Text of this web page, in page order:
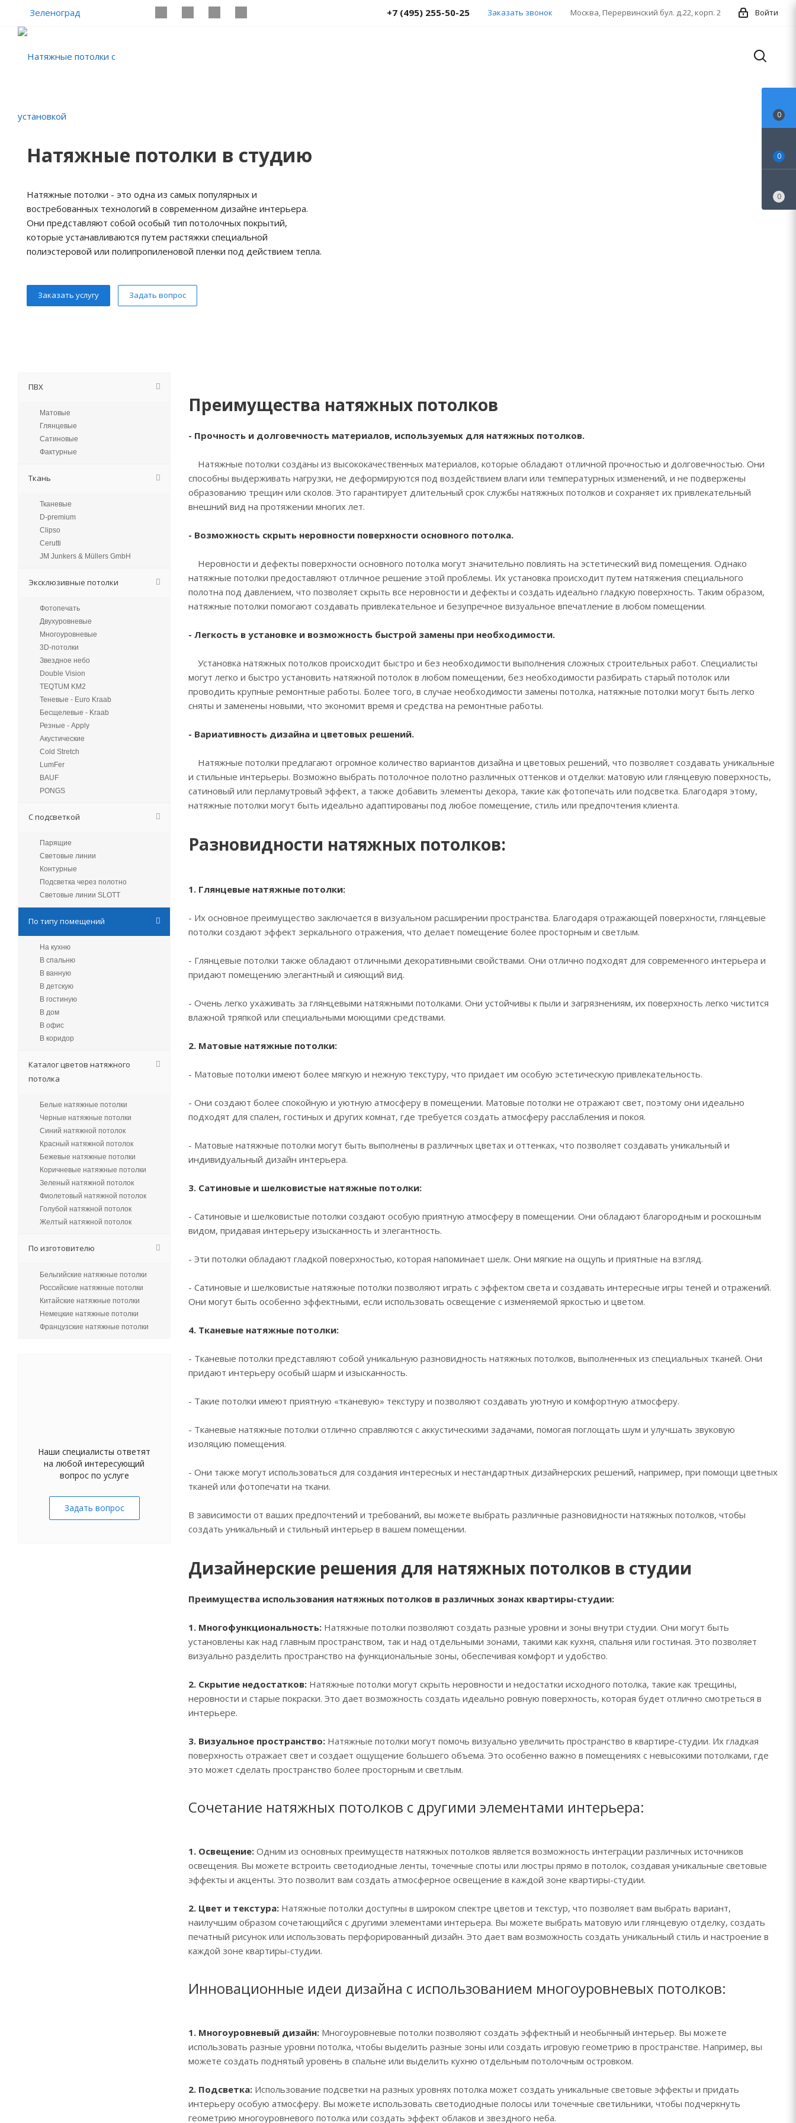
Зеленоград Войти
Москва, Перервинский бул. д.22, корп. 2
+7 (495) 255-50-25 Заказать звонок
Натяжные потолки в студию
Натяжные потолки - это одна из самых популярных и
востребованных технологий в современном дизайне интерьера.
Они представляют собой особый тип потолочных покрытий,
которые устанавливаются путем растяжки специальной
полиэстеровой или полипропиленовой пленки под действием тепла.
Заказать услугу Задать вопрос
Преимущества натяжных потолков
- Прочность и долговечность материалов, используемых для натяжных потолков.
Натяжные потолки созданы из высококачественных материалов, которые обладают отличной прочностью и долговечностью. Они
способны выдерживать нагрузки, не деформируются под воздействием влаги или температурных изменений, и не подвержены
образованию трещин или сколов. Это гарантирует длительный срок службы натяжных потолков и сохраняет их привлекательный
внешний вид на протяжении многих лет.
- Возможность скрыть неровности поверхности основного потолка.
Неровности и дефекты поверхности основного потолка могут значительно повлиять на эстетический вид помещения. Однако
натяжные потолки предоставляют отличное решение этой проблемы. Их установка происходит путем натяжения специального
полотна под давлением, что позволяет скрыть все неровности и дефекты и создать идеально гладкую поверхность. Таким образом,
натяжные потолки помогают создавать привлекательное и безупречное визуальное впечатление в любом помещении.
- Легкость в установке и возможность быстрой замены при необходимости.
Установка натяжных потолков происходит быстро и без необходимости выполнения сложных строительных работ. Специалисты
могут легко и быстро установить натяжной потолок в любом помещении, без необходимости разбирать старый потолок или
проводить крупные ремонтные работы. Более того, в случае необходимости замены потолка, натяжные потолки могут быть легко
сняты и заменены новыми, что экономит время и средства на ремонтные работы.
- Вариативность дизайна и цветовых решений.
Натяжные потолки предлагают огромное количество вариантов дизайна и цветовых решений, что позволяет создавать уникальные
и стильные интерьеры. Возможно выбрать потолочное полотно различных оттенков и отделки: матовую или глянцевую поверхность,
сатиновый или перламутровый эффект, а также добавить элементы декора, такие как фотопечать или подсветка. Благодаря этому,
натяжные потолки могут быть идеально адаптированы под любое помещение, стиль или предпочтения клиента.
Разновидности натяжных потолков:
1. Глянцевые натяжные потолки:
- Их основное преимущество заключается в визуальном расширении пространства. Благодаря отражающей поверхности, глянцевые
потолки создают эффект зеркального отражения, что делает помещение более просторным и светлым.
- Глянцевые потолки также обладают отличными декоративными свойствами. Они отлично подходят для современного интерьера и
придают помещению элегантный и сияющий вид.
- Очень легко ухаживать за глянцевыми натяжными потолками. Они устойчивы к пыли и загрязнениям, их поверхность легко чистится
влажной тряпкой или специальными моющими средствами.
2. Матовые натяжные потолки:
- Матовые потолки имеют более мягкую и нежную текстуру, что придает им особую эстетическую привлекательность.
- Они создают более спокойную и уютную атмосферу в помещении. Матовые потолки не отражают свет, поэтому они идеально
подходят для спален, гостиных и других комнат, где требуется создать атмосферу расслабления и покоя.
- Матовые натяжные потолки могут быть выполнены в различных цветах и оттенках, что позволяет создавать уникальный и
индивидуальный дизайн интерьера.
3. Сатиновые и шелковистые натяжные потолки:
- Сатиновые и шелковистые потолки создают особую приятную атмосферу в помещении. Они обладают благородным и роскошным
видом, придавая интерьеру изысканность и элегантность.
- Эти потолки обладают гладкой поверхностью, которая напоминает шелк. Они мягкие на ощупь и приятные на взгляд.
- Сатиновые и шелковистые натяжные потолки позволяют играть с эффектом света и создавать интересные игры теней и отражений.
Они могут быть особенно эффектными, если использовать освещение с изменяемой яркостью и цветом.
4. Тканевые натяжные потолки:
- Тканевые потолки представляют собой уникальную разновидность натяжных потолков, выполненных из специальных тканей. Они
придают интерьеру особый шарм и изысканность.
- Такие потолки имеют приятную «тканевую» текстуру и позволяют создавать уютную и комфортную атмосферу.
- Тканевые натяжные потолки отлично справляются с аккустическими задачами, помогая поглощать шум и улучшать звуковую
изоляцию помещения.
- Они также могут использоваться для создания интересных и нестандартных дизайнерских решений, например, при помощи цветных
тканей или фотопечати на ткани.
В зависимости от ваших предпочтений и требований, вы можете выбрать различные разновидности натяжных потолков, чтобы
создать уникальный и стильный интерьер в вашем помещении.
Дизайнерские решения для натяжных потолков в студии
Преимущества использования натяжных потолков в различных зонах квартиры-студии:
1. Многофункциональность: Натяжные потолки позволяют создать разные уровни и зоны внутри студии. Они могут быть
установлены как над главным пространством, так и над отдельными зонами, такими как кухня, спальня или гостиная. Это позволяет
визуально разделить пространство на функциональные зоны, обеспечивая комфорт и удобство.
2. Скрытие недостатков: Натяжные потолки могут скрыть неровности и недостатки исходного потолка, такие как трещины,
неровности и старые покраски. Это дает возможность создать идеально ровную поверхность, которая будет отлично смотреться в
интерьере.
3. Визуальное пространство: Натяжные потолки могут помочь визуально увеличить пространство в квартире-студии. Их гладкая
поверхность отражает свет и создает ощущение большего объема. Это особенно важно в помещениях с невысокими потолками, где
это может сделать пространство более просторным и светлым.
Сочетание натяжных потолков с другими элементами интерьера:
1. Освещение: Одним из основных преимуществ натяжных потолков является возможность интеграции различных источников
освещения. Вы можете встроить светодиодные ленты, точечные споты или люстры прямо в потолок, создавая уникальные световые
эффекты и акценты. Это позволит вам создать атмосферное освещение в каждой зоне квартиры-студии.
2. Цвет и текстура: Натяжные потолки доступны в широком спектре цветов и текстур, что позволяет вам выбрать вариант,
наилучшим образом сочетающийся с другими элементами интерьера. Вы можете выбрать матовую или глянцевую отделку, создать
печатный рисунок или использовать перфорированный дизайн. Это дает вам возможность создать уникальный стиль и настроение в
каждой зоне квартиры-студии.
Инновационные идеи дизайна с использованием многоуровневых потолков:
1. Многоуровневый дизайн: Многоуровневые потолки позволяют создать эффектный и необычный интерьер. Вы можете
использовать разные уровни потолка, чтобы выделить разные зоны или создать игровую геометрию в пространстве. Например, вы
можете создать поднятый уровень в спальне или выделить кухню отдельным потолочным островком.
2. Подсветка: Использование подсветки на разных уровнях потолка может создать уникальные световые эффекты и придать
интерьеру особую атмосферу. Вы можете использовать светодиодные полосы или точечные светильники, чтобы подчеркнуть
геометрию многоуровневого потолка или создать эффект облаков и звездного неба.
ПВХ
Матовые
Глянцевые
Сатиновые
Фактурные
Ткань
Тканевые
D-premium
Clipso
Cerutti
JM Junkers & Müllers GmbH
Эксклюзивные потолки
Фотопечать
Двухуровневые
Многоуровневые
3D-потолки
Звездное небо
Double Vision
TEQTUM KM2
Теневые - Euro Kraab
Бесщелевые - Kraab
Резные - Apply
Акустические
Cold Stretch
LumFer
BAUF
PONGS
С подсветкой
Парящие
Световые линии
Контурные
Подсветка через полотно
Световые линии SLOTT
По типу помещений
На кухню
В спальню
В ванную
В детскую
В гостиную
В дом
В офис
В коридор
Каталог цветов натяжного
потолка
Белые натяжные потолки
Черные натяжные потолки
Синий натяжной потолок
Красный натяжной потолок
Бежевые натяжные потолки
Коричневые натяжные потолки
Зеленый натяжной потолок
Фиолетовый натяжной потолок
Голубой натяжной потолок
Желтый натяжной потолок
По изготовителю
Бельгийские натяжные потолки
Российские натяжные потолки
Китайские натяжные потолки
Немецкие натяжные потолки
Французские натяжные потолки
Наши специалисты ответят
на любой интересующий
вопрос по услуге
Задать вопрос
0
0
0